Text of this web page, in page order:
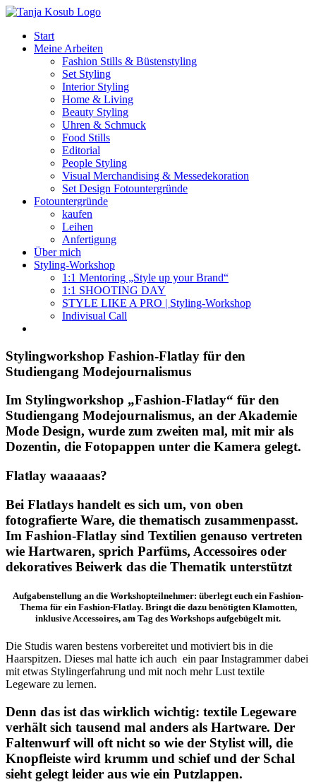
Zum
springenStart
Meine Arbeiten
Fashion Stills & Büstenstyling
Set Styling
Interior Styling
Home & Living
Beauty Styling
Uhren & Schmuck
Food Stills
Editorial
People Styling
Visual Merchandising & Messedekoration
Set Design Fotountergründe
Fotountergründe
kaufen
Leihen
Anfertigung
Über mich
Styling-Workshop
1:1 Mentoring „Style up your Brand“
1:1 SHOOTING DAY
STYLE LIKE A PRO | Styling-Workshop
Indivisual Call
Stylingworkshop Fashion-Flatlay für den
Studiengang Modejournalismus
Im Stylingworkshop „Fashion-Flatlay“ für den
Studiengang Modejournalismus, an der Akademie
Mode Design, wurde zum zweiten mal, mit mir als
Dozentin, die Fotopappen unter die Kamera gelegt.
Flatlay waaaaas?
Bei Flatlays handelt es sich um, von oben
fotografierte Ware, die thematisch zusammenpasst.
Im Fashion-Flatlay sind Textilien genauso vertreten
wie Hartwaren, sprich Parfüms, Accessoires oder
dekoratives Beiwerk das die Thematik unterstützt
Aufgabenstellung an die Workshopteilnehmer: überlegt euch ein Fashion-
Thema für ein Fashion-Flatlay. Bringt die dazu benötigten Klamotten,
inklusive Accessoires, am Tag des Workshops aufgebügelt mit.
Die Studis waren bestens vorbereitet und motiviert bis in die
Haarspitzen. Dieses mal hatte ich auch ein paar Instagrammer dabei
mit etwas Stylingerfahrung und mit noch mehr Lust textile
Legeware zu lernen.
Denn das ist das wirklich wichtig: textile Legeware
verhält sich tausend mal anders als Hartware. Der
Faltenwurf will oft nicht so wie der Stylist will, die
Knopfleiste wird krumm und schief und der Schal
sieht gelegt leider aus wie ein Putzlappen.